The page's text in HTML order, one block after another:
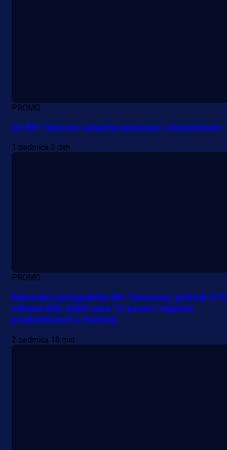
PROMO
Uz BH Telecom ostanite povezani s domovinom
1 sedmica 3 dan
PROMO
Rekordno polugodište BH Telecoma: prihodi
miliona KM, dobit veća 12 posto i najveća
produktivnost u historiji
2 sedmica 18 min